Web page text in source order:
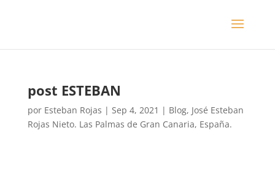
post ESTEBAN
por Esteban Rojas | Sep 4, 2021 | Blog, José Esteban
Rojas Nieto. Las Palmas de Gran Canaria, España.